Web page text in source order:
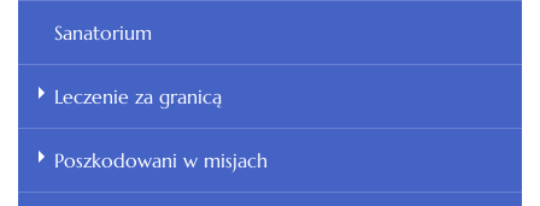
Sanatorium
Leczenie za granicą
Poszkodowani w misjach